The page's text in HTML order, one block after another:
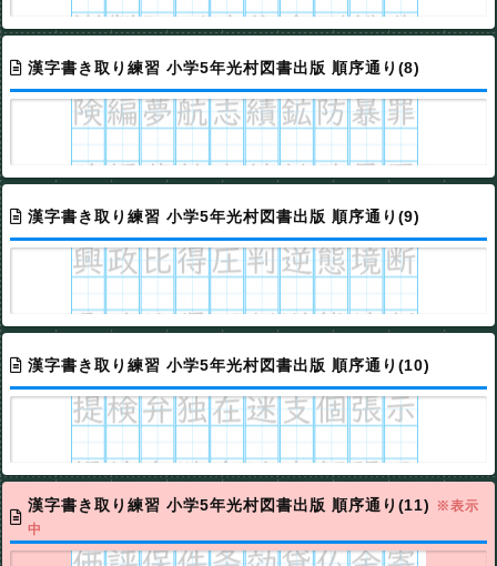
漢字書き取り練習 小学5年光村図書出版 順序通り(8)
漢字書き取り練習 小学5年光村図書出版 順序通り(9)
漢字書き取り練習 小学5年光村図書出版 順序通り(10)
漢字書き取り練習 小学5年光村図書出版 順序通り(11) ※表示
中